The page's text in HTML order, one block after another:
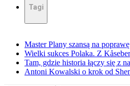
Tagi
Master Plany szansą na
Wielki sukces Polaka. Z
Tam, gdzie historia łączy się z
Antoni Kowalski o krok od